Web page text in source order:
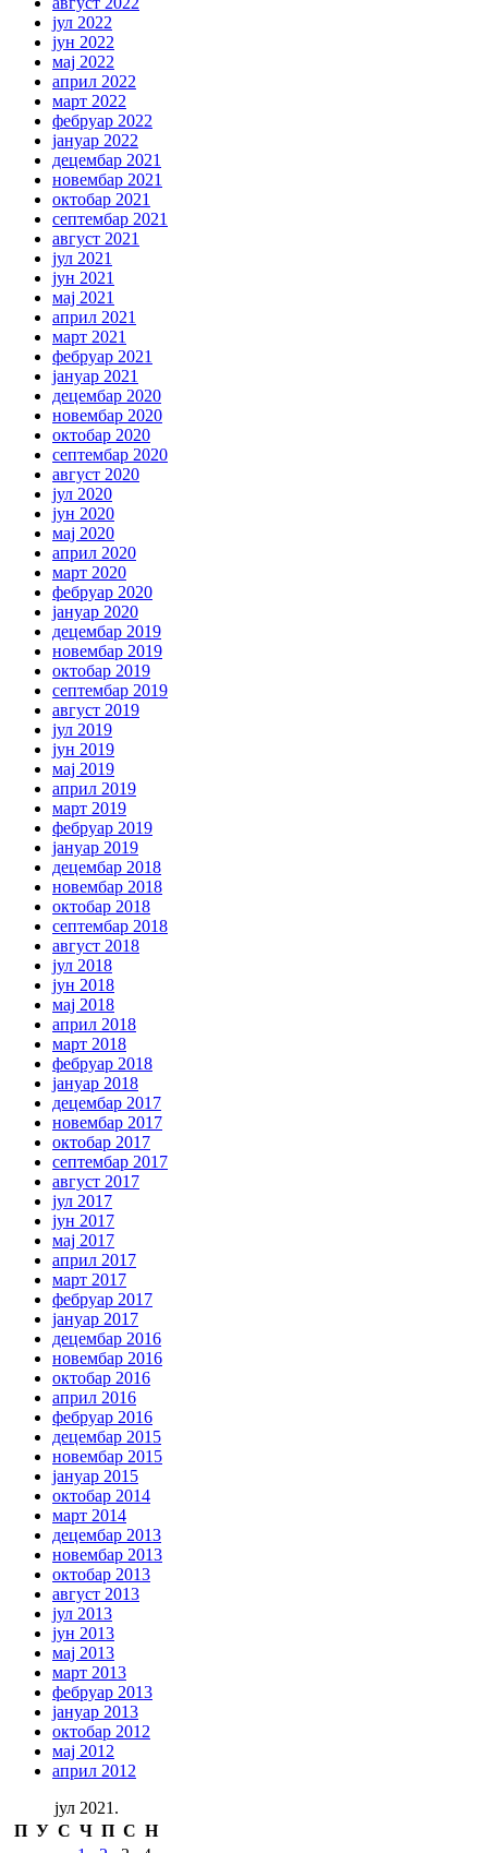
јул 2022
јун 2022
мај 2022
април 2022
март 2022
фебруар 2022
јануар 2022
децембар 2021
новембар 2021
октобар 2021
септембар 2021
август 2021
јул 2021
јун 2021
мај 2021
април 2021
март 2021
фебруар 2021
јануар 2021
децембар 2020
новембар 2020
октобар 2020
септембар 2020
август 2020
јул 2020
јун 2020
мај 2020
април 2020
март 2020
фебруар 2020
јануар 2020
децембар 2019
новембар 2019
октобар 2019
септембар 2019
август 2019
јул 2019
јун 2019
мај 2019
април 2019
март 2019
фебруар 2019
јануар 2019
децембар 2018
новембар 2018
октобар 2018
септембар 2018
август 2018
јул 2018
јун 2018
мај 2018
април 2018
март 2018
фебруар 2018
јануар 2018
децембар 2017
новембар 2017
октобар 2017
септембар 2017
август 2017
јул 2017
јун 2017
мај 2017
април 2017
март 2017
фебруар 2017
јануар 2017
децембар 2016
новембар 2016
октобар 2016
април 2016
фебруар 2016
децембар 2015
новембар 2015
јануар 2015
октобар 2014
март 2014
децембар 2013
новембар 2013
октобар 2013
август 2013
јул 2013
јун 2013
мај 2013
март 2013
фебруар 2013
јануар 2013
октобар 2012
мај 2012
април 2012
јул 2021.
П У С Ч П С Н